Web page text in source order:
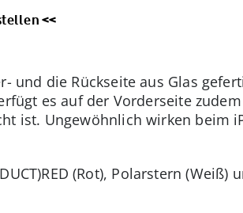
<<
und die Rückseite aus Glas
es auf der Vorderseite
ist. Ungewöhnlich wirken beim
(Rot), Polarstern